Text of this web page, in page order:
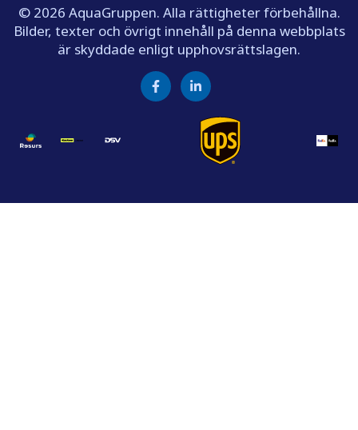
© 2026 AquaGruppen. Alla rättigheter förbehållna.
Bilder, texter och övrigt innehåll på denna webbplats
är skyddade enligt upphovsrättslagen.
Facebook